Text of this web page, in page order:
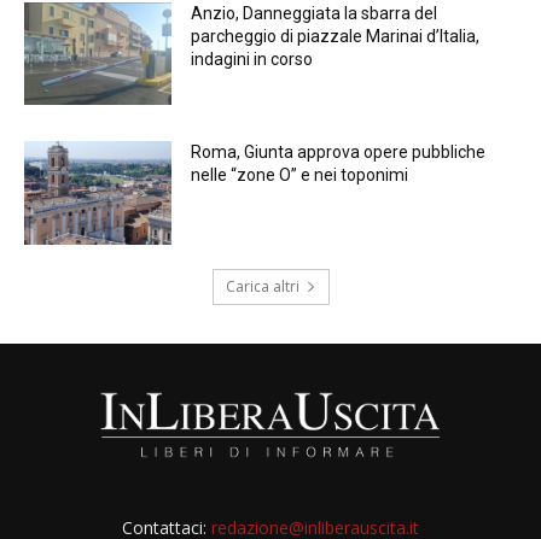
Anzio, Danneggiata la sbarra del
parcheggio di piazzale Marinai d’Italia,
indagini in corso
Roma, Giunta approva opere pubbliche
nelle “zone O” e nei toponimi
Carica altri
Contattaci: redazione@inliberauscita.it